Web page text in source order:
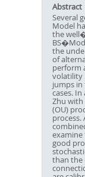
Abstract
Several
Model
the
the
of
perform
volatility
jumps
cases.
Zhu
(OU)
process.
examine
good
than the